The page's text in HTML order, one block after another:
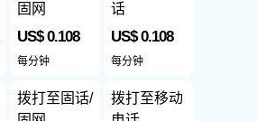
固网
US$ 0.108
每分钟
拨打至固话/
话
US$ 0.108
每分钟
拨打至移动